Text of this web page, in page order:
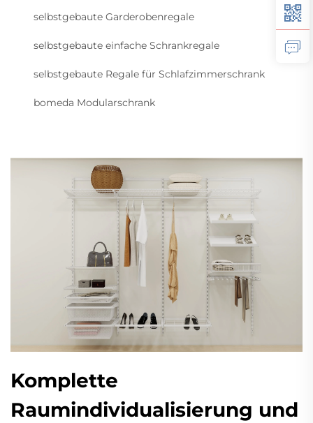
selbstgebaute Garderobenregale
selbstgebaute einfache Schrankregale
selbstgebaute Regale für Schlafzimmerschrank
bomeda Modularschrank
Komplette
Raumindividualisierung und